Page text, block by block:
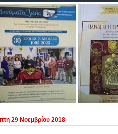
ΠΕΡΙΟΔΟΣ 2023 - 2024
ΠΕΡΙΟΔΟΣ 2022 - 2023
ΠΕΡΙΟΔΟΣ 2021 - 2022
ΠΕΡΙΟΔΟΣ 2020 - 2021
29 Νοεμβρίου 2018